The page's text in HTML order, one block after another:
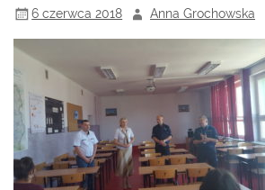
6 czerwca 2018 Anna Grochowska